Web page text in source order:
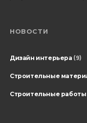
НОВОСТИ
Дизайн интерьера (9)
Строительные
Строительные работы